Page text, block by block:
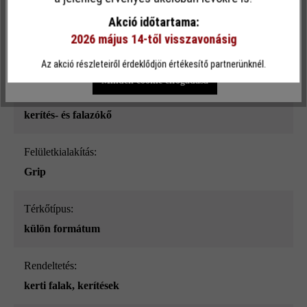
platina árnyalt_ModulusPur
kerítés- és falazókő
Felületkialakítás:
Grip
Térkőtípus:
külön formátum
Rendeltetés:
kerti falak, kerítések
funkcionalitást kínálja Önnek...További információ
Csak funkcionális cookie elfogadása
Minden cookie elfogadása
Akció időtartama:
2026 május 14-től visszavonásig
Az akció részleteiről érdeklődjön értékesítő partnerünknél.